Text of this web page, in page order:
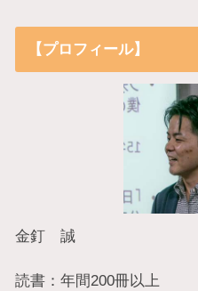
【プロフィール】
金釘 誠
読書：年間200冊以上